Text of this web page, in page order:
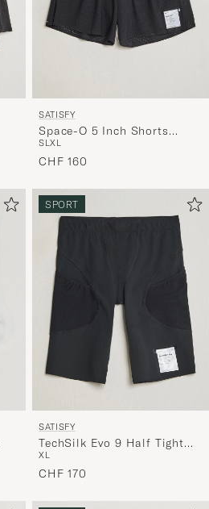
SATISFY
Space-O 5 Inch Shorts
Black
SLXL
CHF 160
SPORT
SATISFY
TechSilk Evo 9 Half Tight
Black
XL
CHF 170